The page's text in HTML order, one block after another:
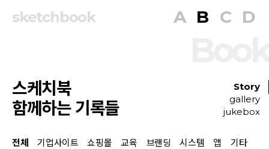
sketchbook A B C D
스케치북
함께하는 기록들
Story
gallery
jukebox
전체 기업사이트 쇼핑몰 교육 브랜딩 시스템 앱 기타